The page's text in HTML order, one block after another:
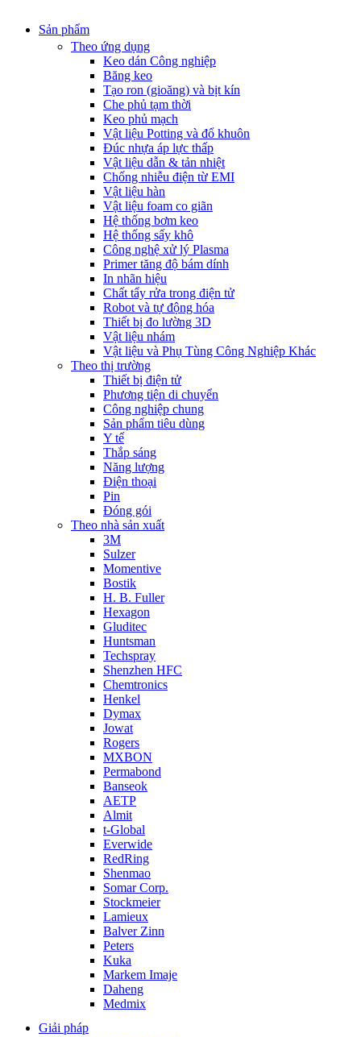
Sản phẩm
Theo ứng dụng
Keo dán Công nghiệp
Băng keo
Tạo ron (gioăng) và bịt kín
Che phủ tạm thời
Keo phủ mạch
Vật liệu Potting và đổ khuôn
Đúc nhựa áp lực thấp
Vật liệu dẫn & tản nhiệt
Chống nhiễu điện từ EMI
Vật liệu hàn
Vật liệu foam co giãn
Hệ thống bơm keo
Hệ thống sấy khô
Công nghệ xử lý Plasma
Primer tăng độ bám dính
In nhãn hiệu
Chất tẩy rửa trong điện tử
Robot và tự động hóa
Thiết bị đo lường 3D
Vật liệu nhám
Vật liệu và Phụ Tùng Công Nghiệp Khác
Theo thị trường
Thiết bị điện tử
Phương tiện di chuyển
Công nghiệp chung
Sản phẩm tiêu dùng
Y tế
Thắp sáng
Năng lượng
Điện thoại
Pin
Đóng gói
Theo nhà sản xuất
3M
Sulzer
Momentive
Bostik
H. B. Fuller
Hexagon
Gluditec
Huntsman
Techspray
Shenzhen HFC
Chemtronics
Henkel
Dymax
Jowat
Rogers
MXBON
Permabond
Banseok
AETP
Almit
t-Global
Everwide
RedRing
Shenmao
Somar Corp.
Stockmeier
Lamieux
Balver Zinn
Peters
Kuka
Markem Imaje
Daheng
Medmix
Giải pháp